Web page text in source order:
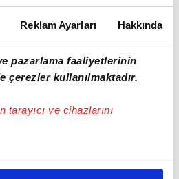
Reklam Ayarları Hakkında
pazarlama faaliyetlerinin
çerezler kullanılmaktadır.
tarayıcı ve cihazlarını
halinde sizlere özel
domine eden